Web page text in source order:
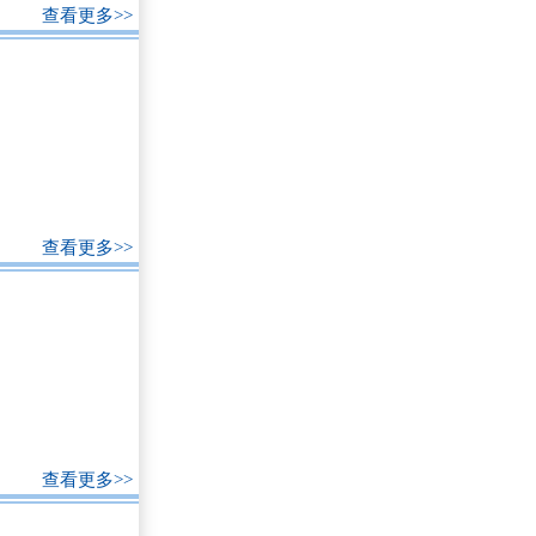
查看更多>>
查看更多>>
查看更多>>